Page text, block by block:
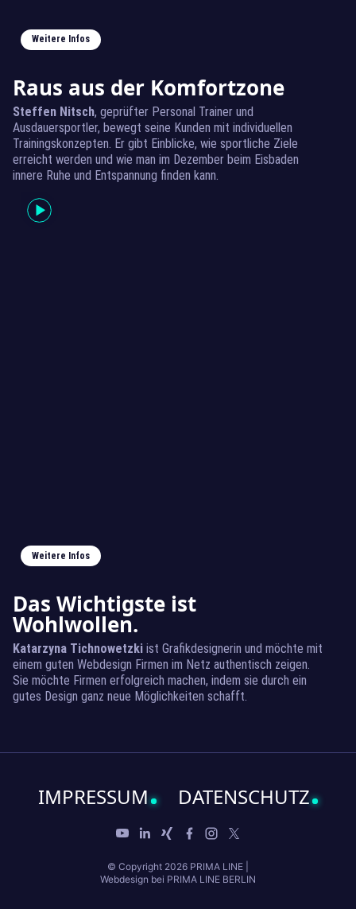
Weitere Infos
Raus aus der Komfortzone
Steffen Nitsch, geprüfter Personal Trainer und
Ausdauersportler, bewegt seine Kunden mit individuellen
Trainingskonzepten. Er gibt Einblicke, wie sportliche Ziele
erreicht werden und wie man im Dezember beim Eisbaden
innere Ruhe und Entspannung finden kann.
Weitere Infos
Das Wichtigste ist
Wohlwollen.
Katarzyna Tichnowetzki ist Grafikdesignerin und möchte mit
einem guten Webdesign Firmen im Netz authentisch zeigen.
Sie möchte Firmen erfolgreich machen, indem sie durch ein
gutes Design ganz neue Möglichkeiten schafft.
IMPRESSUM DATENSCHUTZ
© Copyright 2026 PRIMA LINE
Webdesign bei PRIMA LINE BERLIN